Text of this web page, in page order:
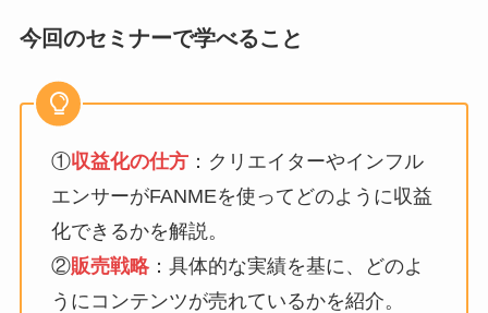
今回のセミナーで学べること
①収益化の仕方：クリエイターやインフル
エンサーがFANMEを使ってどのように収益
化できるかを解説。
②販売戦略：具体的な実績を基に、どのよ
うにコンテンツが売れているかを紹介。